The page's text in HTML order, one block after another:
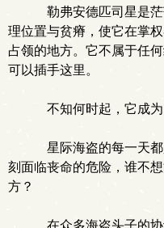
勒弗安德匹司星是
理位置与贫瘠，使它在掌
占领的地方。它不属于任
可以插手这里。
不知何时起，它成为
星际海盗的每一天
刻面临丧命的危险，谁不
方？
在众多海盗头子的